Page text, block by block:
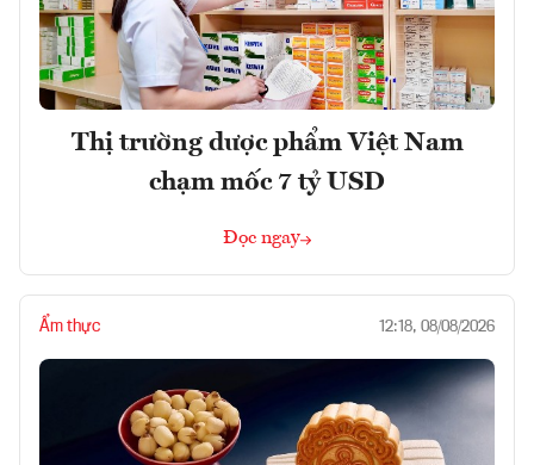
Thị trường dược phẩm Việt Nam
chạm mốc 7 tỷ USD
Đọc ngay
Ẩm thực 12:18, 08/08/2026